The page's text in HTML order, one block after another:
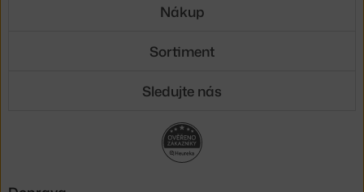
Nákup
Sortiment
Sledujte nás